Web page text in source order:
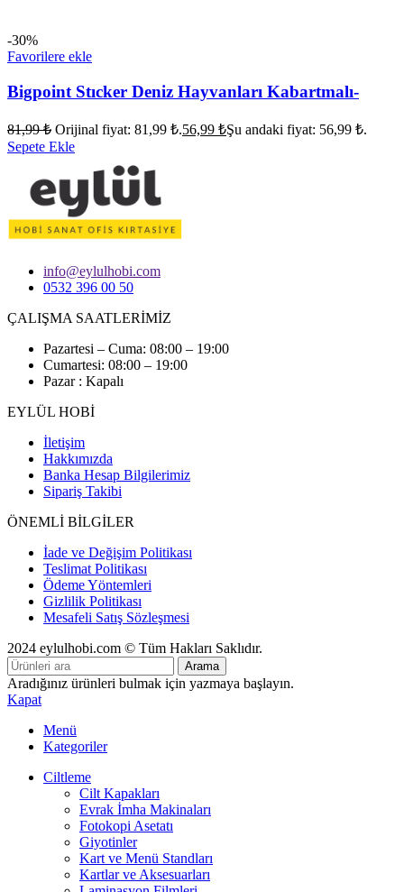
-30%
Favorilere ekle
Bigpoint Stıcker Deniz Hayvanları Kabartmalı-
81,99₺ Orijinal fiyat: 81,99 ₺.56,99 ₺Şu andaki fiyat: 56,99 ₺.
Sepete Ekle
info@eylulhobi.com
0532 396 00 50
ÇALIŞMA SAATLERİMİZ
Pazartesi – Cuma: 08:00 – 19:00
Cumartesi: 08:00 – 19:00
Pazar : Kapalı
EYLÜL HOBİ
İletişim
Hakkımızda
Banka Hesap Bilgilerimiz
Sipariş Takibi
ÖNEMLİ BİLGİLER
İade ve Değişim Politikası
Teslimat Politikası
Ödeme Yöntemleri
Gizlilik Politikası
Mesafeli Satış Sözleşmesi
2024 eylulhobi.com © Tüm Hakları Saklıdır.
Arama
Aradığınız ürünleri bulmak için yazmaya başlayın.
Kapat
Menü
Kategoriler
Ciltleme
Cilt Kapakları
Evrak İmha Makinaları
Fotokopi Asetatı
Giyotinler
Kart ve Menü Standları
Kartlar ve Aksesuarları